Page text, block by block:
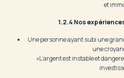
et
1.2.4 Nos
Une personne ayant subi une
une
«L’argent est instable et